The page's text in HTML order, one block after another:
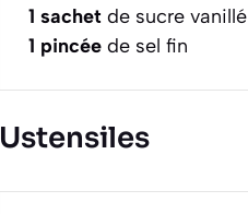
1 sachet de sucre vanillé
1 pincée de sel fin
Ustensiles